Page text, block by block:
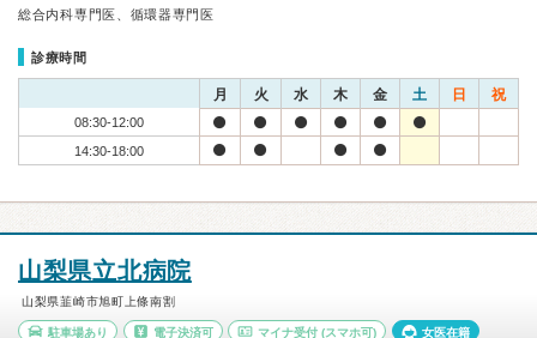
総合内科専門医、循環器専門医
診療時間
月 火 水 木 金 土 日 祝
08:30-12:00
14:30-18:00
山梨県立北病院
山梨県韮崎市旭町上條南割
駐車場あり 電子決済可 マイナ受付 (スマホ可) 女医在籍